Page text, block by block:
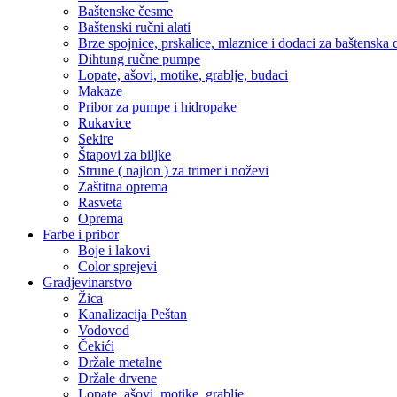
Baštenske česme
Baštenski ručni alati
Brze spojnice, prskalice, mlaznice i dodaci za baštenska
Dihtung ručne pumpe
Lopate, ašovi, motike, grablje, budaci
Makaze
Pribor za pumpe i hidropake
Rukavice
Sekire
Štapovi za biljke
Strune ( najlon ) za trimer i noževi
Zaštitna oprema
Rasveta
Oprema
Farbe i pribor
Boje i lakovi
Color sprejevi
Gradjevinarstvo
Žica
Kanalizacija Peštan
Vodovod
Čekići
Držale metalne
Držale drvene
Lopate, ašovi, motike, grablje,